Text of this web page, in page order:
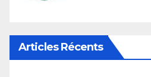
Articles Récents